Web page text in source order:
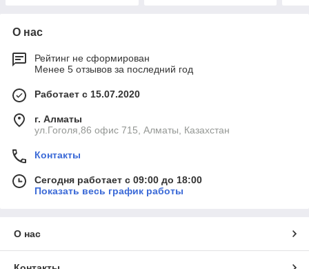
О нас
Рейтинг не сформирован
Менее 5 отзывов за последний год
Работает с 15.07.2020
г. Алматы
ул.Гоголя,86 офис 715, Алматы, Казахстан
Контакты
Сегодня работает с 09:00 до 18:00
Показать весь график работы
О нас